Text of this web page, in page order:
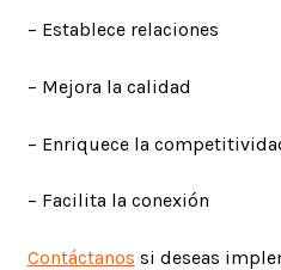
– Establece relaciones
– Mejora la calidad
– Enriquece la
– Facilita la conexión
Contáctanos si deseas